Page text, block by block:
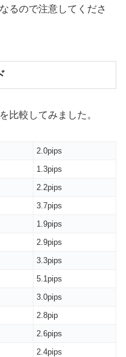
るので注意してくださ
比較してみました。
2.0pips
1.3pips
2.2pips
3.7pips
1.9pips
2.9pips
3.3pips
5.1pips
3.0pips
2.8pip
2.6pips
2.4pips